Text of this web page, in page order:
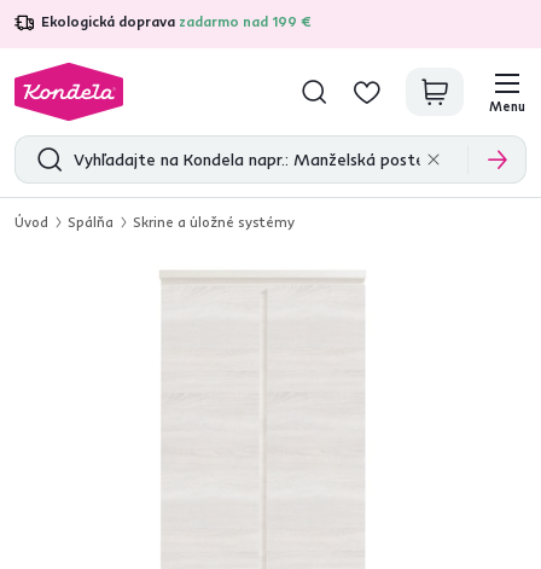
Ekologická doprava zadarmo nad 199 €
4,7 31 285overených produktových recenzií
Menu
Úvod Spálňa Skrine a úložné systémy